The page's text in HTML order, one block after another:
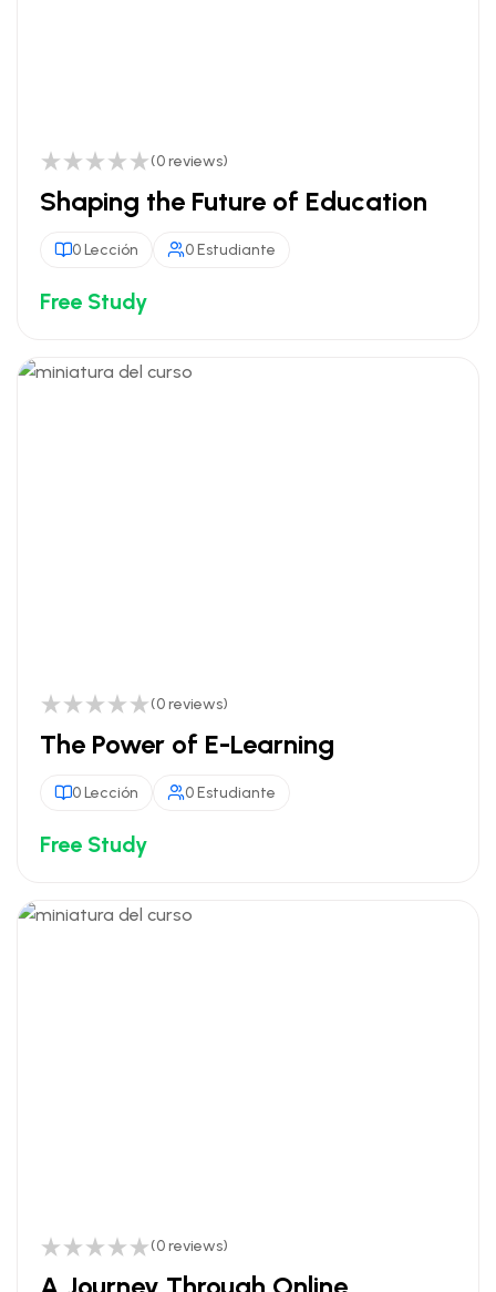
(0 reviews)
Shaping the Future of Education
0 Lección 0 Estudiante
Free Study
(0 reviews)
The Power of E-Learning
0 Lección 0 Estudiante
Free Study
(0 reviews)